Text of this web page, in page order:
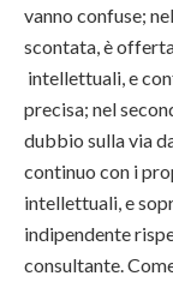
vanno confuse;
scontata, è
intellettuali, e
precisa; nel
dubbio sulla via
continuo con i
intellettuali, e
indipendente
consultante.